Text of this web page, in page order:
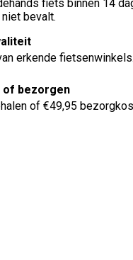
fiets binnen 14
bevalt.
erkende fietsenwinkels.
of bezorgen
of €49,95